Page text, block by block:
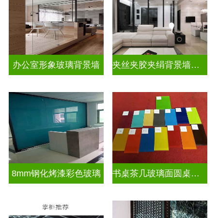
办公室形象玻璃背景墙 夹丝夹胶夹绢背景墙玻璃
8mm钢化烤漆彩色玻璃 书桌茶几玻璃面圆桌面钢化烤漆彩色玻璃